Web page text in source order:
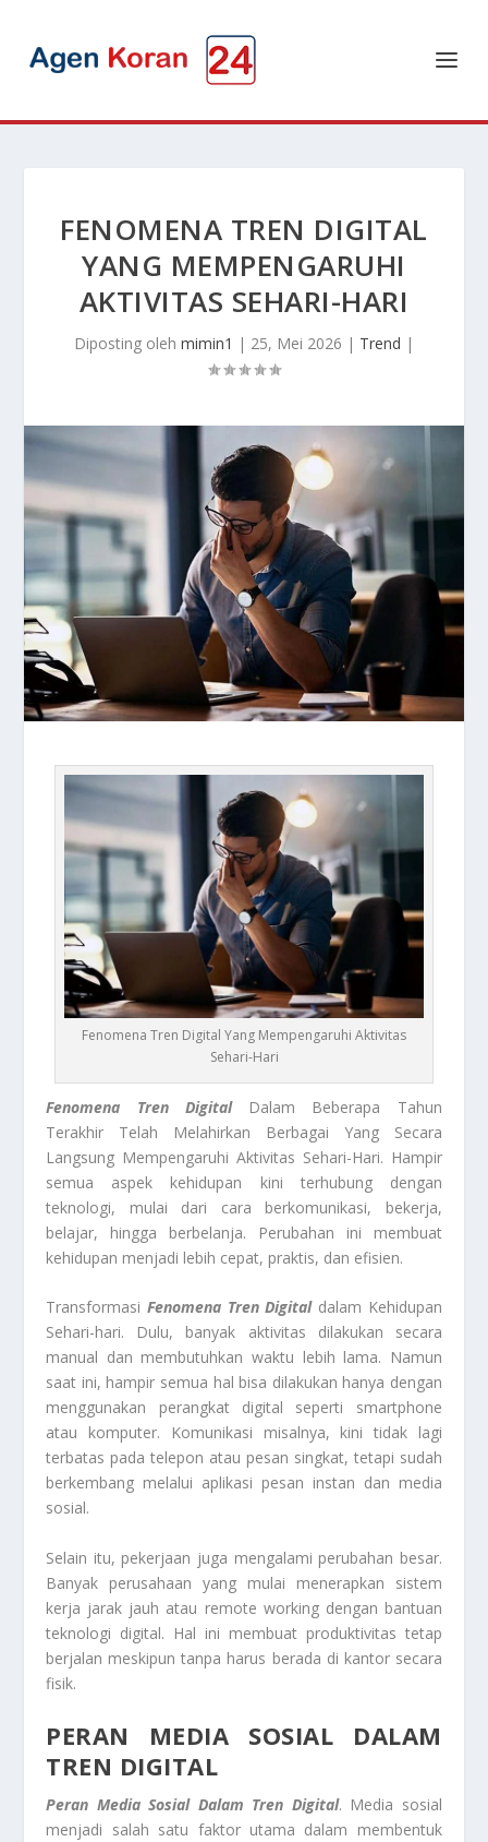
FENOMENA TREN DIGITAL
YANG MEMPENGARUHI
AKTIVITAS SEHARI-HARI
Diposting oleh mimin1 | 25, Mei 2026 | Trend |
Fenomena Tren Digital Yang Mempengaruhi Aktivitas
Sehari-Hari
Fenomena Tren DigitalDalam Beberapa Tahun
Terakhir Telah Melahirkan Berbagai Yang Secara
Langsung Mempengaruhi Aktivitas Sehari-Hari. Hampir
semua aspek kehidupan kini terhubung dengan
teknologi, mulai dari cara berkomunikasi, bekerja,
belajar, hingga berbelanja. Perubahan ini membuat
kehidupan menjadi lebih cepat, praktis, dan efisien.
TransformasiFenomena Tren Digitaldalam Kehidupan
Sehari-hari. Dulu, banyak aktivitas dilakukan secara
manual dan membutuhkan waktu lebih lama. Namun
saat ini, hampir semua hal bisa dilakukan hanya dengan
menggunakan perangkat digital seperti smartphone
atau komputer. Komunikasi misalnya, kini tidak lagi
terbatas pada telepon atau pesan singkat, tetapi sudah
berkembang melalui aplikasi pesan instan dan media
sosial.
Selain itu, pekerjaan juga mengalami perubahan besar.
Banyak perusahaan yang mulai menerapkan sistem
kerja jarak jauh atau remote working dengan bantuan
teknologi digital. Hal ini membuat produktivitas tetap
berjalan meskipun tanpa harus berada di kantor secara
fisik.
PERAN MEDIA SOSIAL DALAM
TREN DIGITAL
Peran Media Sosial Dalam Tren Digital. Media sosial
menjadi salah satu faktor utama dalam membentuk